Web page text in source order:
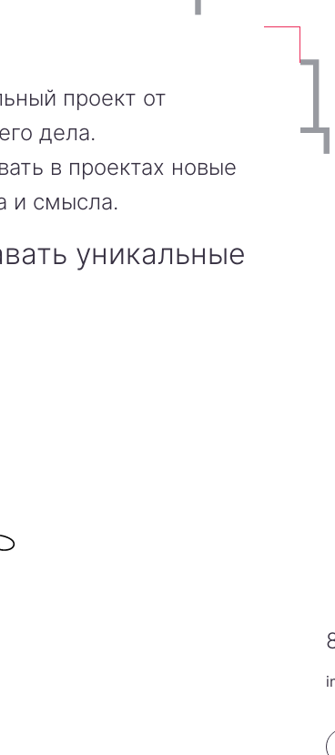
проект от
дела.
в проектах новые
и смысла.
уникальные